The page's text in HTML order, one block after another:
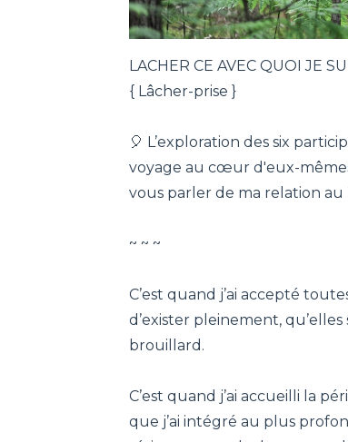
LACHER CE AVEC QUOI JE
{ Lâcher-prise }
🎈 L’exploration des six
voyage au cœur d'eux-
vous parler de ma relation au
~ ~ ~
C’est quand j’ai accepté
d’exister pleinement,
brouillard.
C’est quand j’ai accueilli la
que j’ai intégré au plus